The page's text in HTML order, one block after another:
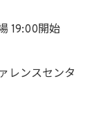
19:00開始
レンスセンタ